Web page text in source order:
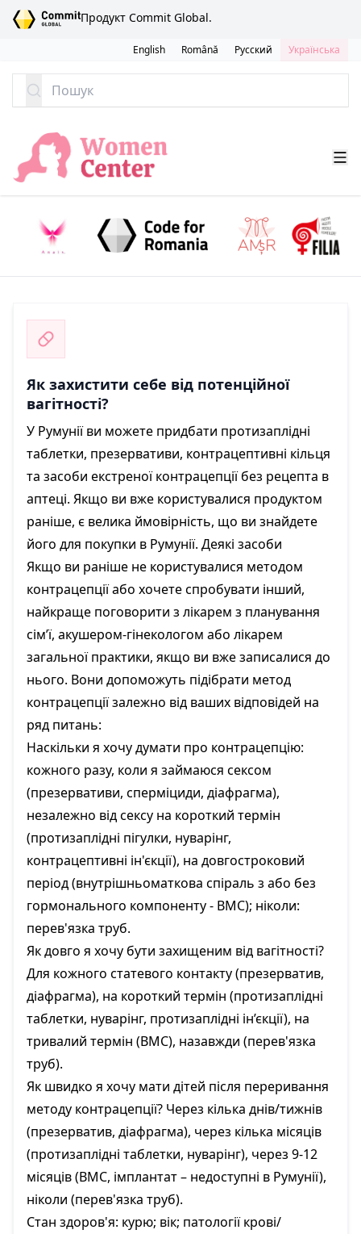
ПЕРЕЙТИ ДО ЗМІСТУ
Продукт Commit Global.
English Română Русский Українська
Пошук
Як захистити себе від потенційної
вагітності?
У Румунії ви можете придбати протизаплідні
таблетки, презервативи, контрацептивні кільця
та засоби екстреної контрацепції без рецепта в
аптеці. Якщо ви вже користувалися продуктом
раніше, є велика ймовірність, що ви знайдете
його для покупки в Румунії. Деякі засоби
Якщо ви раніше не користувалися методом
контрацепції або хочете спробувати інший,
найкраще поговорити з лікарем з планування
сім’ї, акушером-гінекологом або лікарем
загальної практики, якщо ви вже записалися до
нього. Вони допоможуть підібрати метод
контрацепції залежно від ваших відповідей на
ряд питань:
Наскільки я хочу думати про контрацепцію:
кожного разу, коли я займаюся сексом
(презервативи, сперміциди, діафрагма),
незалежно від сексу на короткий термін
(протизаплідні пігулки, нуварінг,
контрацептивні ін'єкції), на довгостроковий
період (внутрішньоматкова спіраль з або без
гормонального компоненту - ВМС); ніколи:
перев'язка труб.
Як довго я хочу бути захищеним від вагітності?
Для кожного статевого контакту (презерватив,
діафрагма), на короткий термін (протизаплідні
таблетки, нуварінг, протизаплідні ін’єкції), на
тривалий термін (ВМС), назавжди (перев'язка
труб).
Як швидко я хочу мати дітей після переривання
методу контрацепції? Через кілька днів/тижнів
(презерватив, діафрагма), через кілька місяців
(протизаплідні таблетки, нуварінг), через 9-12
місяців (ВМС, імплантат – недоступні в Румунії),
ніколи (перев'язка труб).
Стан здоров'я: курю; вік; патології крові/